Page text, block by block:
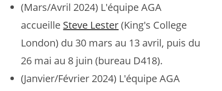
(Mars/Avril 2024) L'équipe AGA
accueille Steve Lester(King's College
London) du 30 mars au 13 avril, puis du
26 mai au 8 juin (bureau D418).
(Janvier/Février 2024) L'équipe AGA